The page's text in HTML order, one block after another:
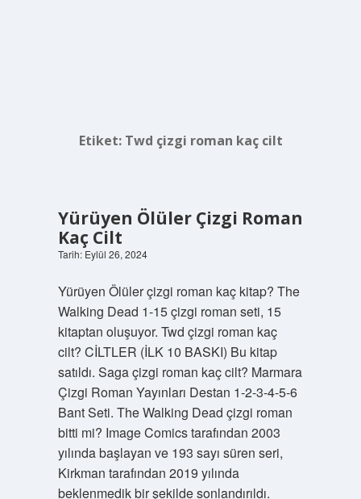
Etiket: Twd çizgi roman kaç cilt
Yürüyen Ölüler Çizgi Roman
Kaç Cilt
Tarih: Eylül 26, 2024
Yürüyen Ölüler çizgi roman kaç kitap? The
Walking Dead 1-15 çizgi roman seti, 15
kitaptan oluşuyor. Twd çizgi roman kaç
cilt? CİLTLER (İLK 10 BASKI) Bu kitap
satıldı. Saga çizgi roman kaç cilt? Marmara
Çizgi Roman Yayınları Destan 1-2-3-4-5-6
Bant Seti. The Walking Dead çizgi roman
bitti mi? Image Comics tarafından 2003
yılında başlayan ve 193 sayı süren seri,
Kirkman tarafından 2019 yılında
beklenmedik bir şekilde sonlandırıldı.